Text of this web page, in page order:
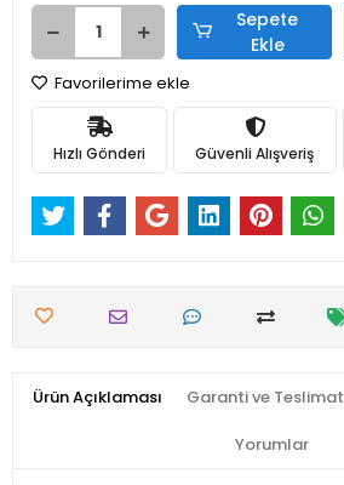
Sepete
Ekle
Favorilerime ekle
Hızlı Gönderi Güvenli Alışveriş
Ürün Açıklaması Garanti ve Teslimat
Yorumlar